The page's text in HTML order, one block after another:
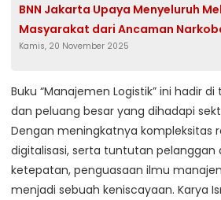
BNN Jakarta Upaya Menyeluruh
Masyarakat dari Ancaman
Kamis, 20 November 2025
Buku “Manajemen Logistik” ini hadir
dan peluang besar yang dihadapi
Dengan meningkatnya kompleksitas
digitalisasi, serta tuntutan pelanggan
ketepatan, penguasaan ilmu
menjadi sebuah keniscayaan. Karya